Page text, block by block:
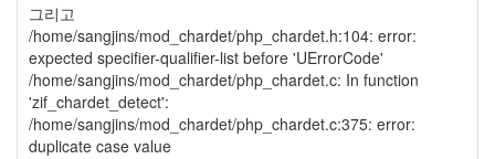
그리고
/home/sangjins/mod_chardet/php_chardet.h:104: error:
expected specifier-qualifier-list before 'UErrorCode'
/home/sangjins/mod_chardet/php_chardet.c: In function
'zif_chardet_detect':
/home/sangjins/mod_chardet/php_chardet.c:375: error:
duplicate case value